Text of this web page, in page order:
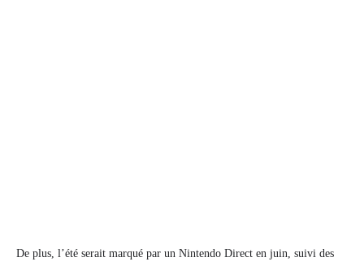
De plus, l’été serait marqué par un Nintendo Direct en juin, suivi des